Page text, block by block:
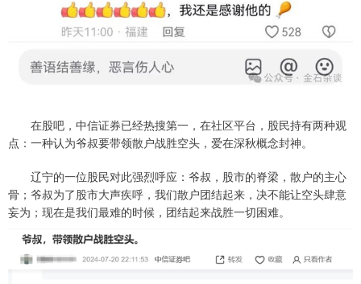
在股吧，中信证券已经热搜第一，在社区平台，股民持有两种观
点：一种认为爷叔要带领散户战胜空头，爱在深秋概念封神。
辽宁的一位股民对此强烈呼应：爷叔，股市的脊梁，散户的主心
骨；爷叔为了股市大声疾呼，我们散户团结起来，决不能让空头肆意
妄为；现在是我们最难的时候，团结起来战胜一切困难。